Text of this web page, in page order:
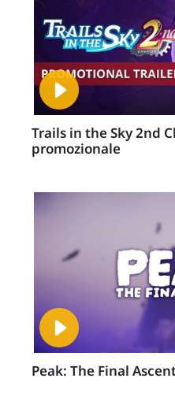
Trails in the Sky 2nd
promozionale
Peak: The Final